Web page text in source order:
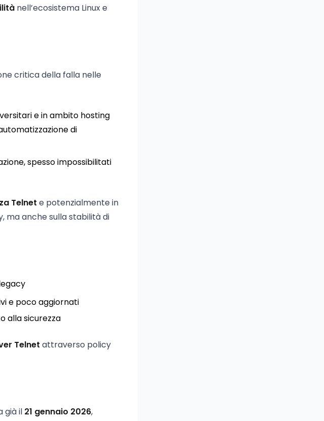
nell’ecosistema Linux e
critica della falla nelle
e in ambito hosting
di
spesso impossibilitati
Telnet e potenzialmente in
ma anche sulla stabilità di
e poco aggiornati
alla sicurezza
Telnet attraverso policy
già il 21 gennaio 2026,